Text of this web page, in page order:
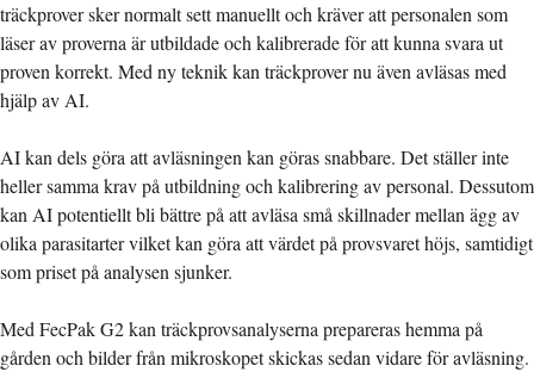
träckprover sker normalt sett manuellt och kräver att personalen som
läser av proverna är utbildade och kalibrerade för att kunna svara ut
proven korrekt. Med ny teknik kan träckprover nu även avläsas med
hjälp av AI.
AI kan dels göra att avläsningen kan göras snabbare. Det ställer inte
heller samma krav på utbildning och kalibrering av personal. Dessutom
kan AI potentiellt bli bättre på att avläsa små skillnader mellan ägg av
olika parasitarter vilket kan göra att värdet på provsvaret höjs, samtidigt
som priset på analysen sjunker.
Med FecPak G2 kan träckprovsanalyserna prepareras hemma på
gården och bilder från mikroskopet skickas sedan vidare för avläsning.